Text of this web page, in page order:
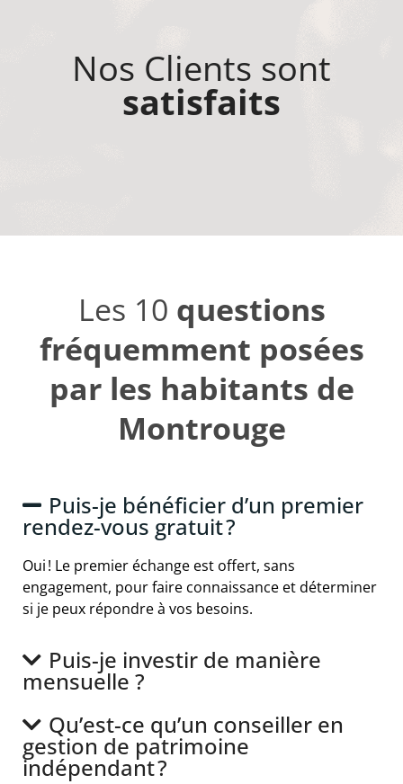
Nos Clients sont
satisfaits
Les 10 questions
fréquemment posées
par les habitants de
Montrouge
Puis-je bénéficier d’un premier
rendez-vous gratuit ?
Oui ! Le premier échange est offert, sans
engagement, pour faire connaissance et déterminer
si je peux répondre à vos besoins.
Puis-je investir de manière
mensuelle ?
Qu’est-ce qu’un conseiller en
gestion de patrimoine
indépendant ?